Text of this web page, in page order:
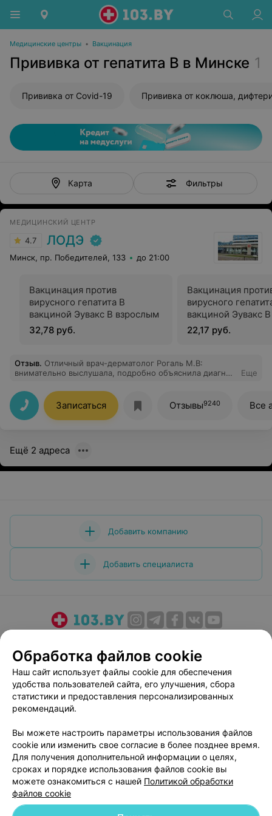
Медицинские центры • Вакцинация
Прививка от гепатита В в Минске 1
Прививка от Covid-19
Карта Фильтры
МЕДИЦИНСКИЙ ЦЕНТР
4.7 ЛОДЭ
Минск, пр. Победителей, 133 до 21:00
Вакцинация против
вирусного гепатита В
вакциной Эувакс В взрослым
32,78 руб.
Вакцинация
вирусного
вакциной Эувакс
22,17 руб.
Отзыв. Отличный врач-дерматолог Рогаль М.В:
внимательно выслушала, подробно объяснила диагноз
Еще
Записаться Отзывы9240 Все
Ещё 2 адреса
Добавить компанию
Добавить специалиста
Медицинский маркетинг
Публичный договор
Пользовательское соглашение
Способы оплаты
Вакансии
Партнеры
Персональные настройки cookie
Обработка персональных данных
Обработка файлов cookie
Наш сайт использует файлы cookie для обеспечения
удобства пользователей сайта, его улучшения, сбора
статистики и предоставления персонализированных
рекомендаций.
Вы можете настроить параметры использования файлов
cookie или изменить свое согласие в более позднее время.
Для получения дополнительной информации о целях,
сроках и порядке использования файлов cookie вы
можете ознакомиться с нашей Политикой обработки
файлов cookie